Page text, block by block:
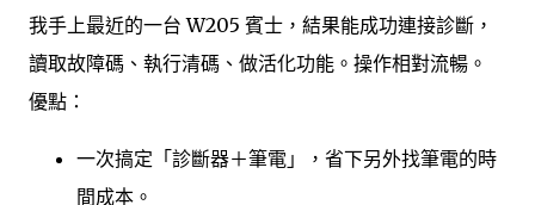
我手上最近的一台 W205 賓士，結果能成功連接診斷，
讀取故障碼、執行清碼、做活化功能。操作相對流暢。
優點：
一次搞定「診斷器＋筆電」，省下另外找筆電的時
間成本。